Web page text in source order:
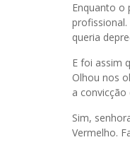
Enquanto o
queria
E foi assim
Olhou nos
a
Sim,
Vermelho.